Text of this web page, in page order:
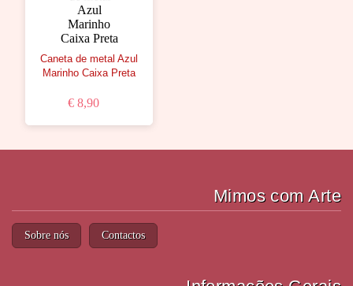
Caneta de metal Azul
Marinho Caixa Preta
€ 8,90
Mimos com Arte
Sobre nós Contactos